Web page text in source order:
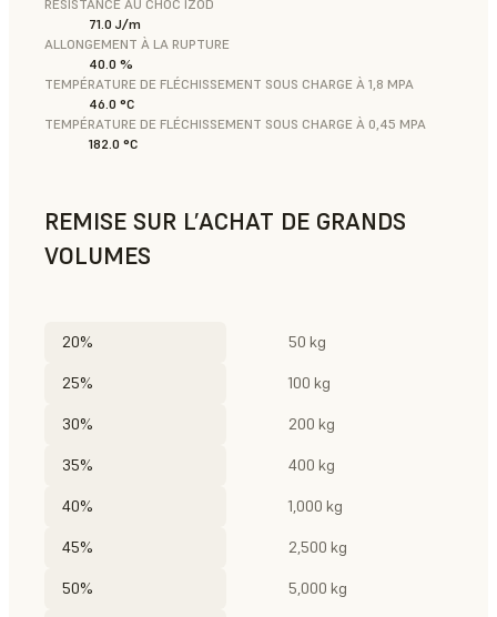
RÉSISTANCE AU CHOC IZOD
71.0 J/m
ALLONGEMENT À LA RUPTURE
40.0 %
TEMPÉRATURE DE FLÉCHISSEMENT SOUS CHARGE À 1,8 MPA
46.0 °C
TEMPÉRATURE DE FLÉCHISSEMENT SOUS CHARGE À 0,45 MPA
182.0 °C
REMISE SUR L’ACHAT DE GRANDS
VOLUMES
20% 50 kg
25% 100 kg
30% 200 kg
35% 400 kg
40% 1,000 kg
45% 2,500 kg
50% 5,000 kg